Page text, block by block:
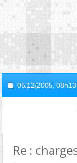
05/12/2005, 08h13
Re :